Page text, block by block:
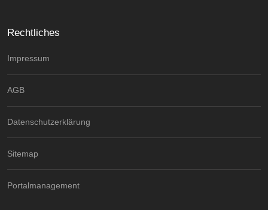
Rechtliches
Impressum
AGB
Datenschutzerklärung
Sitemap
Portalmanagement